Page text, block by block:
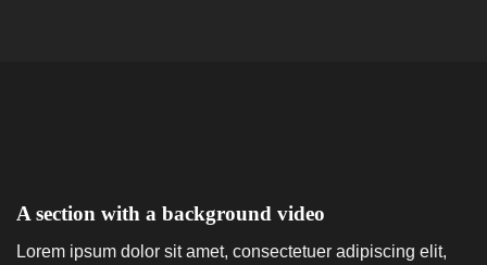
A section with a background video
Lorem ipsum dolor sit amet, consectetuer adipiscing elit,